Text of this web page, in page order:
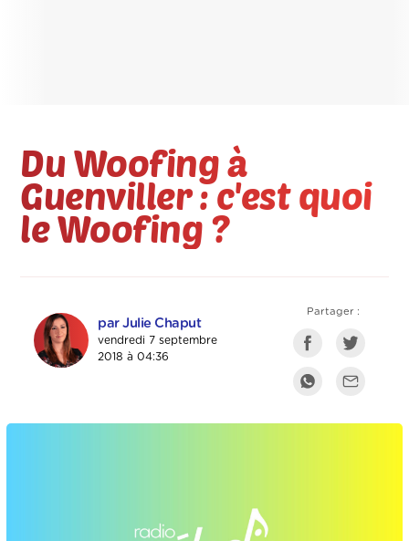
Du Woofing à
Guenviller : c'est quoi
le Woofing ?
par Julie Chaput
vendredi 7 septembre
2018 à 04:36
Partager :